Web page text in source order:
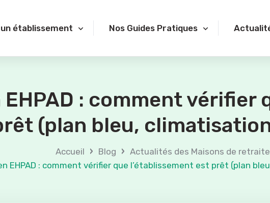
établissement Nos Guides Pratiques
: comment vérifier
(plan bleu,
Accueil › Blog › Actualités des Maisons de retraite
EHPAD : comment vérifier que l’établissement est prêt (plan